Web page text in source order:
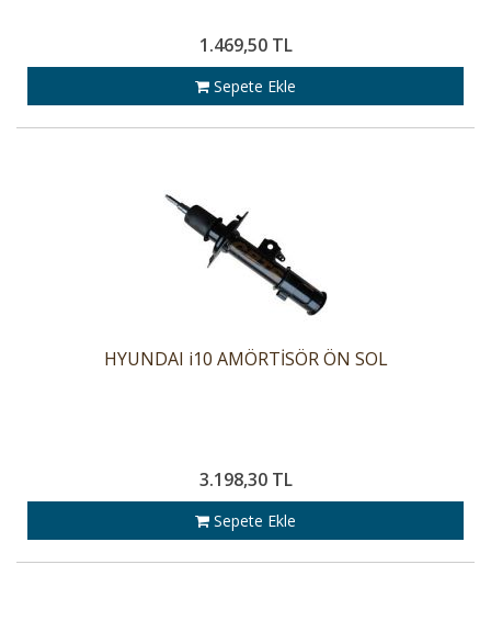
1.469,50 TL
Sepete Ekle
HYUNDAI i10 AMÖRTİSÖR ÖN SOL
3.198,30 TL
Sepete Ekle